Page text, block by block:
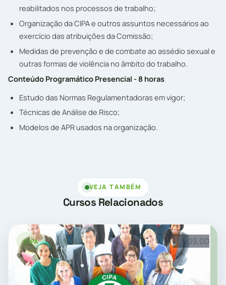
reabilitados nos processos de trabalho;
Organização da CIPA e outros assuntos necessários ao
exercício das atribuições da Comissão;
Medidas de prevenção e de combate ao assédio sexual e
outras formas de violência no âmbito do trabalho.
Conteúdo Programático Presencial - 8 horas
Estudo das Normas Regulamentadoras em vigor;
Técnicas de Análise de Risco;
Modelos de APR usados na organização.
VEJA TAMBÉM
Cursos Relacionados
CIPA R$ 109,00